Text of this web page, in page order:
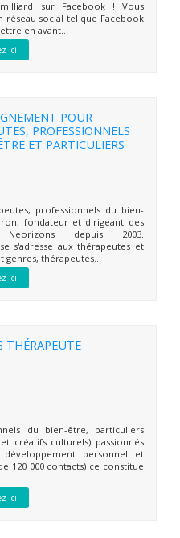
sur Facebook ! Vous
réseau social tel que Facebook
en avant...
ici
POUR
PROFESSIONNELS
ET PARTICULIERS
professionnels du bien-
fondateur et dirigeant des
depuis 2003.
s'adresse aux thérapeutes et
thérapeutes...
ici
THÉRAPEUTE
du bien-être, particuliers
créatifs culturels) passionnés
personnel et
120 000 contacts) ce constitue
ici